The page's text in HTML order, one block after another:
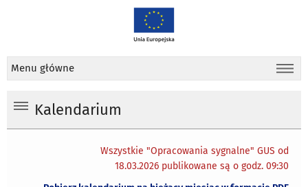
Menu główne
Kalendarium
Wszystkie "Opracowania sygnalne" GUS od
18.03.2026 publikowane są o godz. 09:30